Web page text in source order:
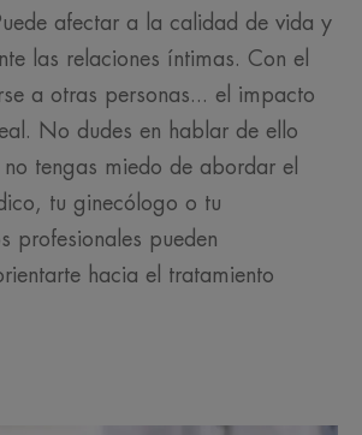
afectar a la calidad de vida y
las relaciones íntimas. Con el
a otras personas... el impacto
No dudes en hablar de ello
tengas miedo de abordar el
tu ginecólogo o tu
profesionales pueden
hacia el tratamiento